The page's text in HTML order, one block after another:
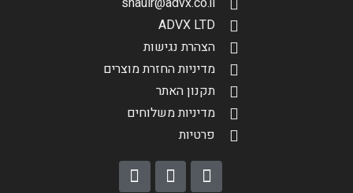
ADVX LTD
הצהרת נגישות
מדיניות החזרת מוצרים
תקנון האתר
מדיניות משלוחים
פרטיות